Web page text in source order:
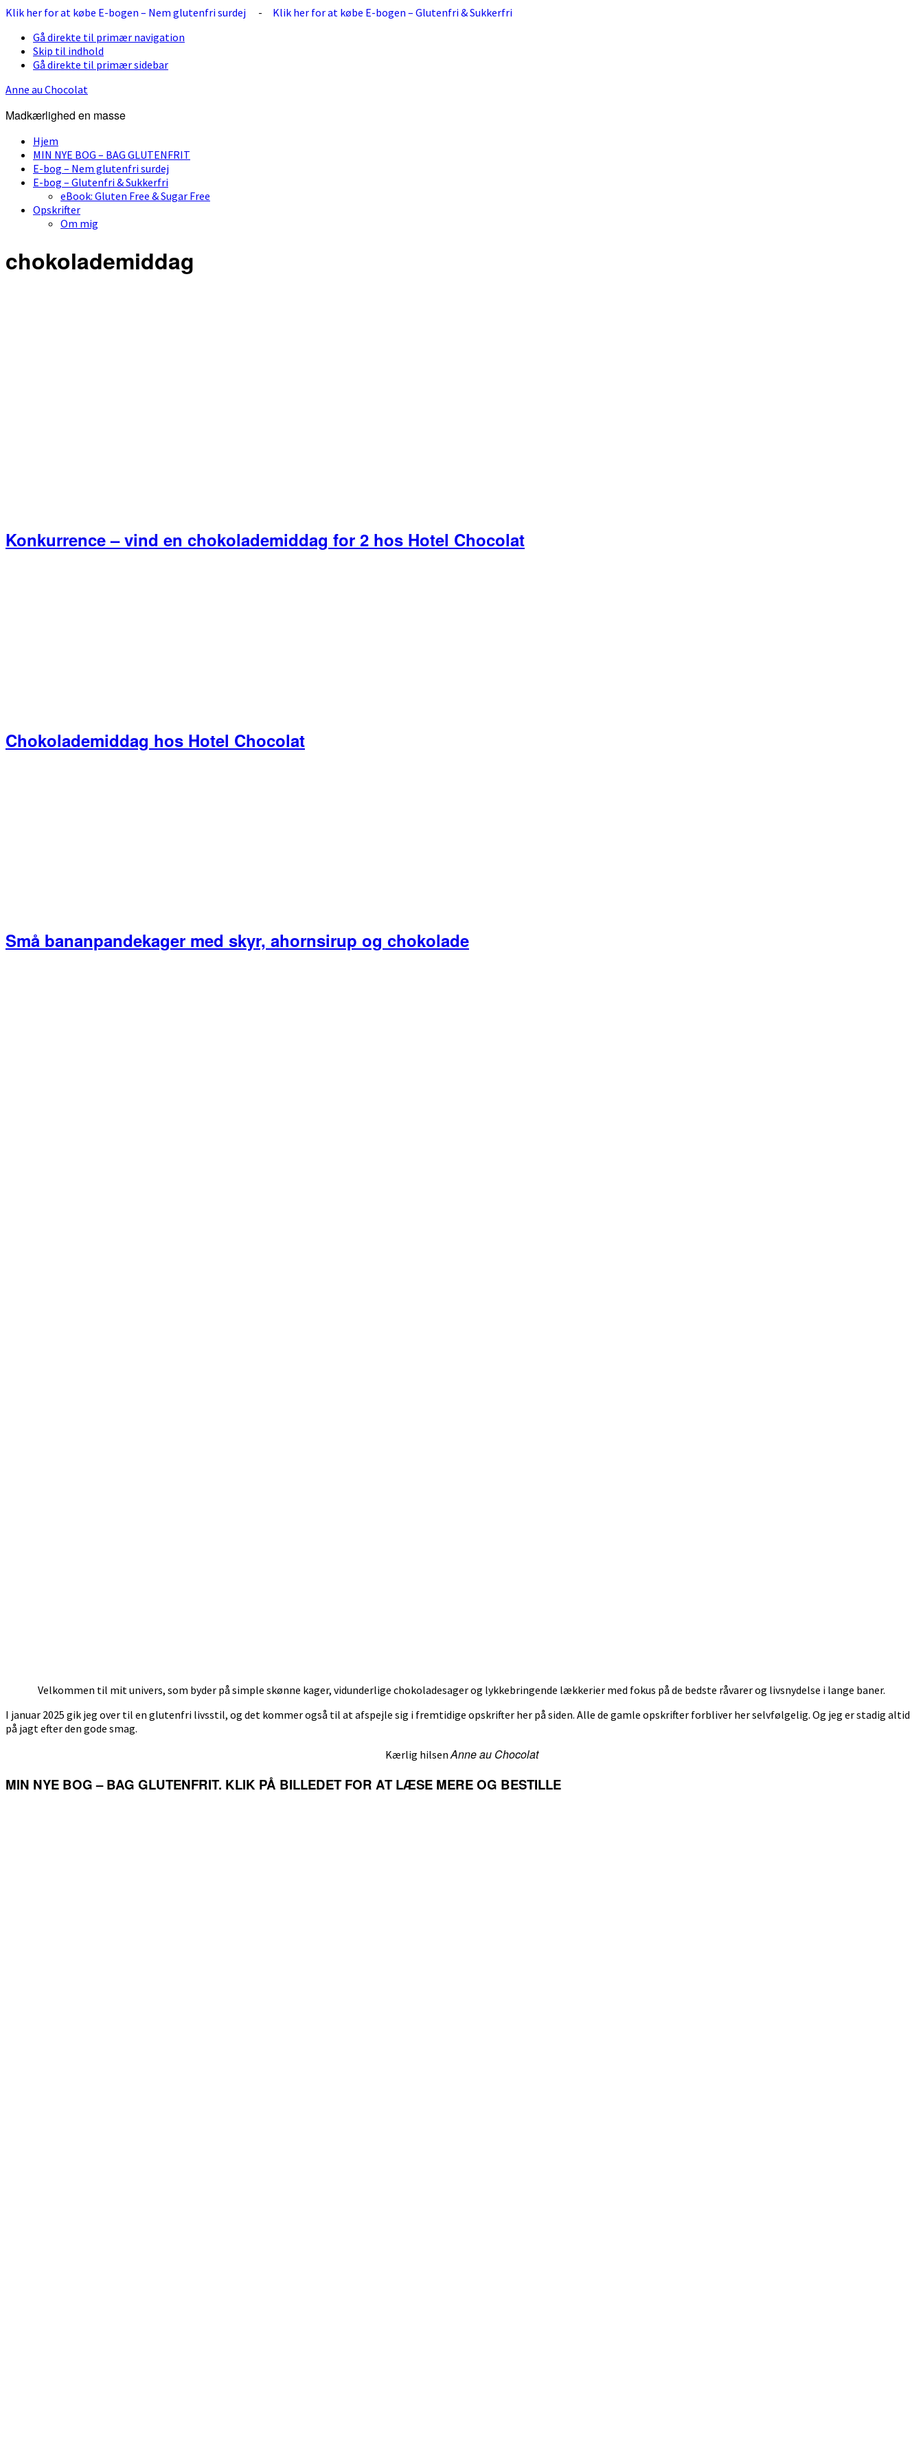
Klik her for at købe E-bogen – Nem glutenfri surdej - Klik her for at købe E-bogen – Glutenfri & Sukkerfri
Gå direkte til primær navigation
Skip til indhold
Gå direkte til primær sidebar
Anne au Chocolat
Madkærlighed en masse
Hjem
MIN NYE BOG – BAG GLUTENFRIT
E-bog – Nem glutenfri surdej
E-bog – Glutenfri & Sukkerfri
eBook: Gluten Free & Sugar Free
Opskrifter
Om mig
chokolademiddag
Konkurrence – vind en chokolademiddag for 2 hos Hotel Chocolat
Chokolademiddag hos Hotel Chocolat
Små bananpandekager med skyr, ahornsirup og chokolade
Velkommen til mit univers, som byder på simple skønne kager, vidunderlige chokoladesager og lykkebringende lækkerier med fokus på de bedste råvarer og livsnydelse i lange baner.
I januar 2025 gik jeg over til en glutenfri livsstil, og det kommer også til at afspejle sig i fremtidige opskrifter her på siden. Alle de gamle opskrifter forbliver her selvfølgelig. Og jeg er stadig altid
på jagt efter den gode smag.
Kærlig hilsenAnne au Chocolat
MIN NYE BOG – BAG GLUTENFRIT. KLIK PÅ BILLEDET FOR AT LÆSE MERE OG BESTILLE